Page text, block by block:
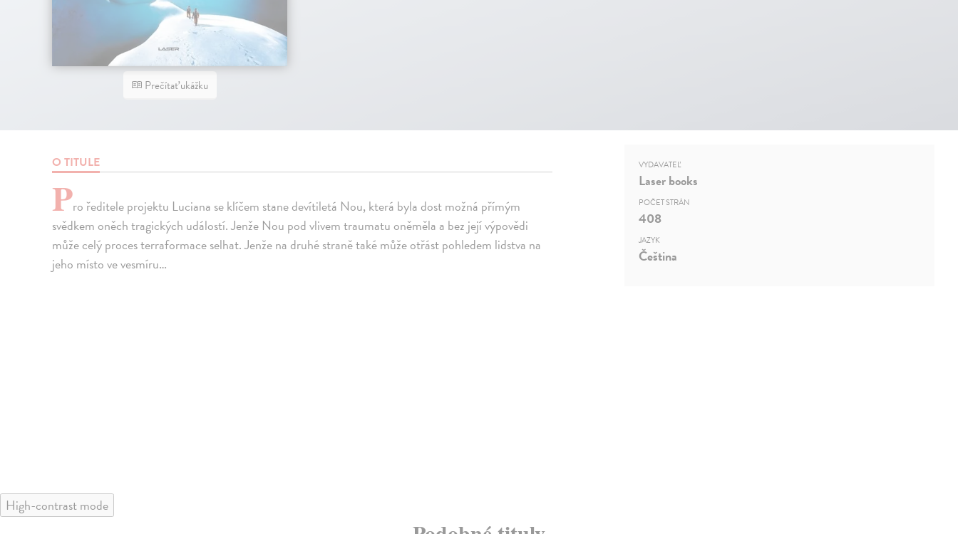
Prečítať ukážku
O TITULE
Pro ředitele projektu Luciana se klíčem stane devítiletá Nou, která byla dost možná přímým
svědkem oněch tragických událostí. Jenže Nou pod vlivem traumatu oněměla a bez její výpovědi
může celý proces terraformace selhat. Jenže na druhé straně také může otřást pohledem lidstva na
jeho místo ve vesmíru…
VYDAVATEĽ
Laser books
POČET STRÁN
408
JAZYK
Čeština
High-contrast mode